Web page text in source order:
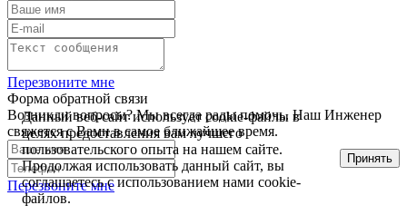
Перезвоните мне
Форма обратной связи
Возникли вопросы? Мы всегда рады помочь. Наш Инженер
свяжется с Вами в самое ближайшее время.
Перезвоните мне
Данный веб-сайт использует cookie-файлы в
целях предоставления вам лучшего
пользовательского опыта на нашем сайте.
Продолжая использовать данный сайт, вы
соглашаетесь с использованием нами cookie-
файлов.
Принять